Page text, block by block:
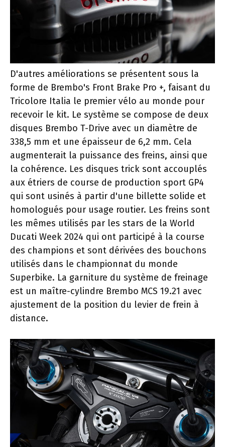
D'autres améliorations se présentent sous la
forme de Brembo's Front Brake Pro +, faisant du
Tricolore Italia le premier vélo au monde pour
recevoir le kit. Le système se compose de deux
disques Brembo T-Drive avec un diamètre de
338,5 mm et une épaisseur de 6,2 mm. Cela
augmenterait la puissance des freins, ainsi que
la cohérence. Les disques trick sont accouplés
aux étriers de course de production sport GP4
qui sont usinés à partir d'une billette solide et
homologués pour usage routier. Les freins sont
les mêmes utilisés par les stars de la World
Ducati Week 2024 qui ont participé à la course
des champions et sont dérivées des bouchons
utilisés dans le championnat du monde
Superbike. La garniture du système de freinage
est un maître-cylindre Brembo MCS 19.21 avec
ajustement de la position du levier de frein à
distance.